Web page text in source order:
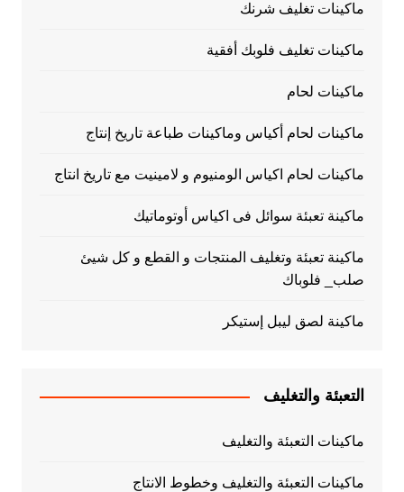
ماكينات تغليف شرنك
ماكينات تغليف فلوبك أفقية
ماكينات لحام
ماكينات لحام أكياس وماكينات طباعة تاريخ إنتاج
ماكينات لحام اكياس الومنيوم و لامينيت مع تاريخ انتاج
ماكينة تعبئة سوائل فى اكياس أوتوماتيك
ماكينة تعبئة وتغليف المنتجات و القطع و كل شيئ
صلب_ فلوباك
ماكينة لصق ليبل إستيكر
التعبئة والتغليف
ماكينات التعبئة والتغليف
ماكينات التعبئة والتغليف وخطوط الانتاج